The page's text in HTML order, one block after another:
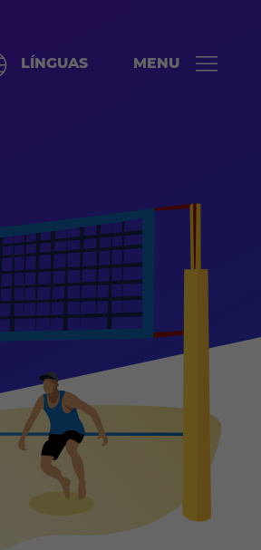
LÍNGUAS MENU